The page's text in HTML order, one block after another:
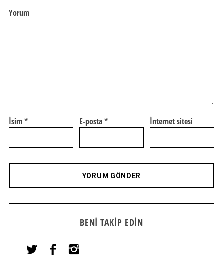
Yorum
İsim* E-posta* İnternet sitesi
BENI TAKIP EDIN